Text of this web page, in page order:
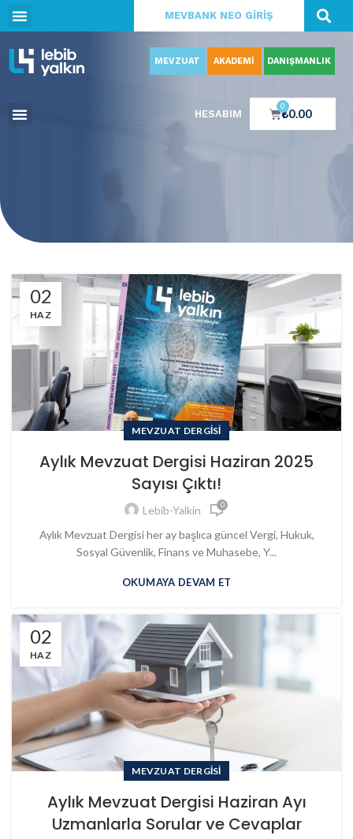
MEVBANK NEO GİRİŞ
MEVZUAT AKADEMİ DANIŞMANLIK
HESABIM ₺0.00
0
02
HAZ
MEVZUAT DERGISI
Aylık Mevzuat Dergisi Haziran 2025
Sayısı Çıktı!
Lebib-Yalkin 0
Aylık Mevzuat Dergisi her ay başlıca güncel Vergi, Hukuk,
Sosyal Güvenlik, Finans ve Muhasebe, Y...
OKUMAYA DEVAM ET
02
HAZ
MEVZUAT DERGISI
Aylık Mevzuat Dergisi Haziran Ayı
Uzmanlarla Sorular ve Cevaplar